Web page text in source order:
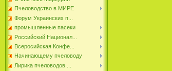
Пчеловодство в МИРЕ
Форум Украинских п...
промышленные пасеки
Российский Национал...
Всеросийская Конфе...
Начинающему пчеловоду
Лирика пчеловодов ...